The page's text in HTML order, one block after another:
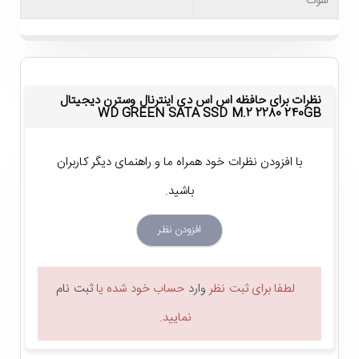
گیگابایت
همان طور که اشاره شد، حافظه SSD اینترنال Western Digital
شده و برای استفاده از آن، لپ تاپ یا پی سی شما باید به این کانکتور
حداکثر پهنای باند 6 گیگابیت در ثانیه را به ارمغان می آورد. به این
داشته باشید!
نظرات برای حافظه اس اس دی اینترنال وسترن دیجیتال
WD GREEN SATA SSD M.2 2280 240GB
با افزودن نظرات خود همراه ما و راهنمای دیگر کاربران
باشید.
افزودن نظر
لطفا برای ثبت نظر وارد حساب خود شده یاثبت نام
نمایید.